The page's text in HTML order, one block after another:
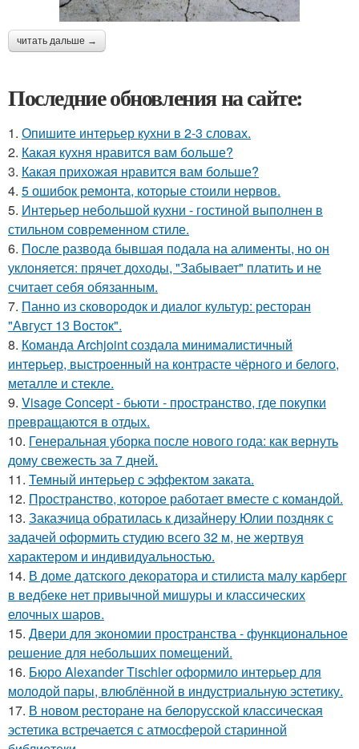
читать дальше →
Последние обновления на сайте:
1. Опишите интерьер кухни в 2-3 словах.
2. Какая кухня нравится вам больше?
3. Какая прихожая нравится вам больше?
4. 5 ошибок ремонта, которые стоили нервов.
5. Интерьер небольшой кухни - гостиной выполнен в
стильном современном стиле.
6. После развода бывшая подала на алименты, но он
уклоняется: прячет доходы, "Забывает" платить и не
считает себя обязанным.
7. Панно из сковородок и диалог культур: ресторан
"Август 13 Восток".
8. Команда Archjoint создала минималистичный
интерьер, выстроенный на контрасте чёрного и белого,
металле и стекле.
9. Visage Concept - бьюти - пространство, где покупки
превращаются в отдых.
10. Генеральная уборка после нового года: как вернуть
дому свежесть за 7 дней.
11. Темный интерьер с эффектом заката.
12. Пространство, которое работает вместе с командой.
13. Заказчица обратилась к дизайнеру Юлии поздняк с
задачей оформить студию всего 32 м, не жертвуя
характером и индивидуальностью.
14. В доме датского декоратора и стилиста малу карберг
в ведбеке нет привычной мишуры и классических
елочных шаров.
15. Двери для экономии пространства - функциональное
решение для небольших помещений.
16. Бюро Alexander Tischler оформило интерьер для
молодой пары, влюблённой в индустриальную эстетику.
17. В новом ресторане на белорусской классическая
эстетика встречается с атмосферой старинной